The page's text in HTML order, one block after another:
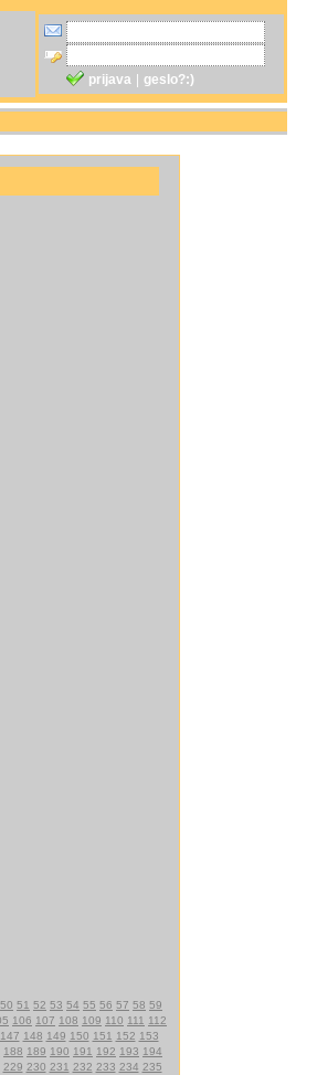
prijava geslo?:)
50 51 52 53 54 55 56 57 58 59
106 107 108 109 110 111 112
147 148 149 150 151 152 153
188 189 190 191 192 193 194
229 230 231 232 233 234 235